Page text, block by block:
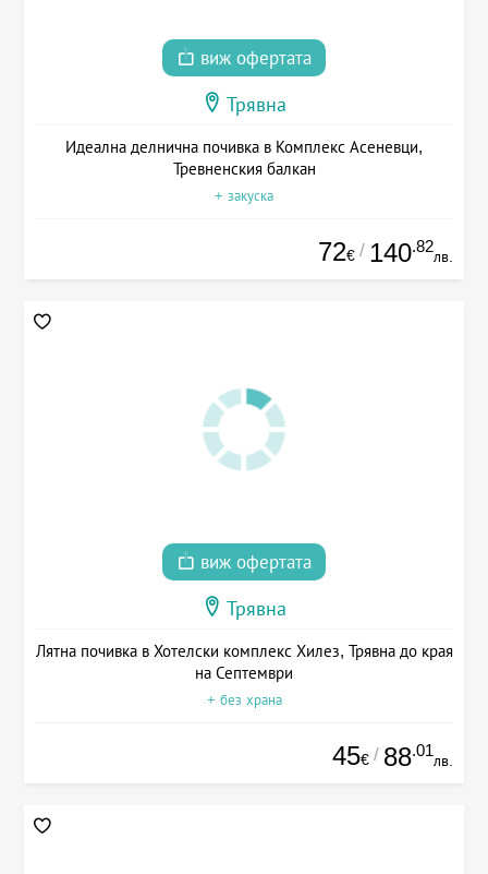
виж офертата
Трявна
Идеална делнична почивка в Комплекс Асеневци,
Тревненския балкан
+ закуска
72€ / 140.82
лв.
виж офертата
Трявна
Лятна почивка в Хотелски комплекс Хилез, Трявна до края
на Септември
+ без храна
45€ / 88.01
лв.